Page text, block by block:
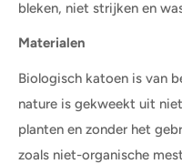
bleken, niet strijken en
Materialen
Biologisch katoen is van
nature is gekweekt uit
planten en zonder het
zoals niet-organische